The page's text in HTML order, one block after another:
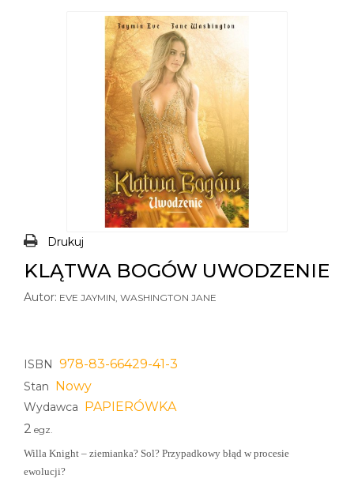
Drukuj
KLĄTWA BOGÓW UWODZENIE
Autor: EVE JAYMIN, WASHINGTON JANE
ISBN 978-83-66429-41-3
Stan Nowy
Wydawca PAPIERÓWKA
2 egz.
Willa Knight – ziemianka? Sol? Przypadkowy błąd w procesie
ewolucji?